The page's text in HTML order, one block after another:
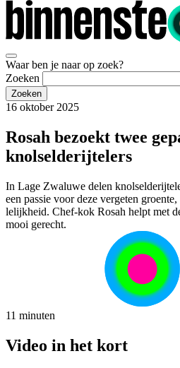
Waar ben je naar op zoek?
Zoeken
16 oktober 2025
Rosah bezoekt twee
knolselderijtelers
In Lage Zwaluwe delen
een passie voor deze vergeten
lelijkheid. Chef-kok Rosah helpt met
mooi gerecht.
11 minuten
Video in het kort